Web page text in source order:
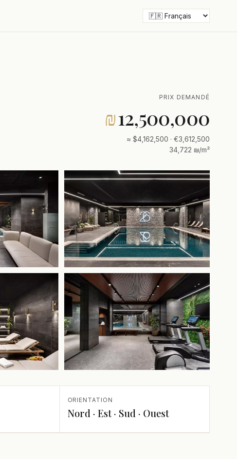
PRIX DEMANDÉ
₪12,500,000
≈ $4,162,500 · €3,612,500
34,722 ₪/m²
ORIENTATION
Nord · Est · Sud · Ouest